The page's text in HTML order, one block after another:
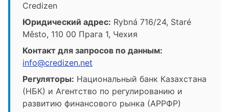
Credizen
Юридический адрес: Rybná 716/24, Staré
Město, 110 00 Прага 1, Чехия
Контакт для запросов по данным:
info@credizen.net
Регуляторы: Национальный банк Казахстана
(НБК) и Агентство по регулированию и
развитию финансового рынка (АРРФР)